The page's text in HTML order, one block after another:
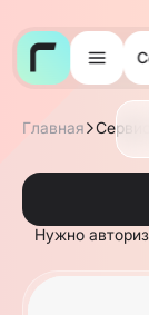
Главная
Нужно